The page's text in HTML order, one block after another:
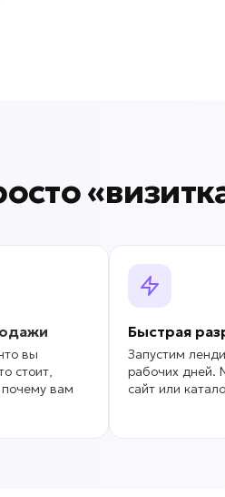
вы
стоит,
почему вам
Быстрая
Запустим
рабочих дней.
сайт или